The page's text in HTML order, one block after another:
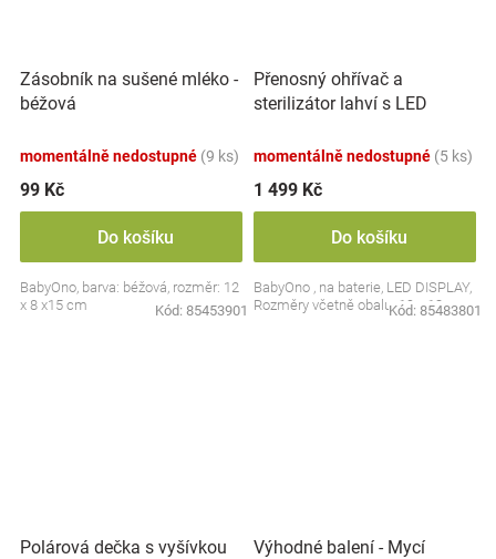
Zásobník na sušené mléko -
béžová
momentálně nedostupné (9 ks)
99 Kč
Do košíku
BabyOno, barva: béžová, rozměr: 12
x 8 x15 cm
Kód: 85453901
Přenosný ohřívač a
sterilizátor lahví s LED
momentálně nedostupné (5 ks)
1 499 Kč
Do košíku
BabyOno , na baterie, LED DISPLAY,
Rozměry včetně obalu: 19 x 13 cm.
Kód: 85483801
Polárová dečka s vyšívkou
Výhodné balení - Mycí